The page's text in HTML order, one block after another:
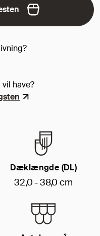
have?
Dæklængde (DL)
32,0 - 38,0 cm